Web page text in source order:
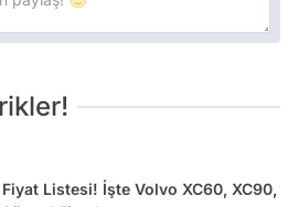
Listesi! İşte Volvo XC60, XC90,